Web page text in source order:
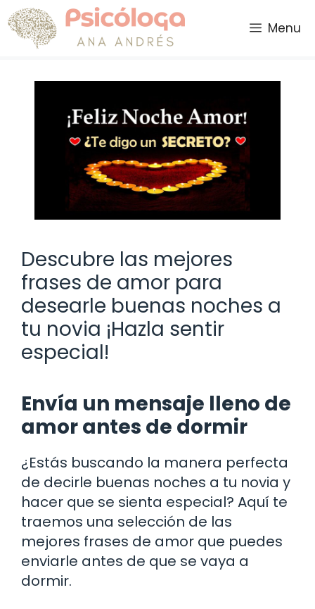
Saltar
al
contenido
Menu
Descubre las mejores
frases de amor para
desearle buenas noches a
tu novia ¡Hazla sentir
especial!
Envía un mensaje lleno de
amor antes de dormir
¿Estás buscando la manera perfecta
de decirle buenas noches a tu novia y
hacer que se sienta especial? Aquí te
traemos una selección de las
mejores frases de amor que puedes
enviarle antes de que se vaya a
dormir.